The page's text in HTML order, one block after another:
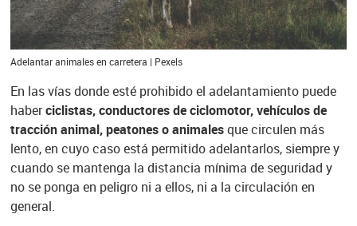
Adelantar animales en carretera | Pexels
En las vías donde esté prohibido el adelantamiento puede
haberciclistas, conductores de ciclomotor, vehículos de
tracción animal, peatones o animalesque circulen más
lento, en cuyo caso está permitido adelantarlos, siempre y
cuando se mantenga la distancia mínima de seguridad y
no se ponga en peligro ni a ellos, ni a la circulación en
general.